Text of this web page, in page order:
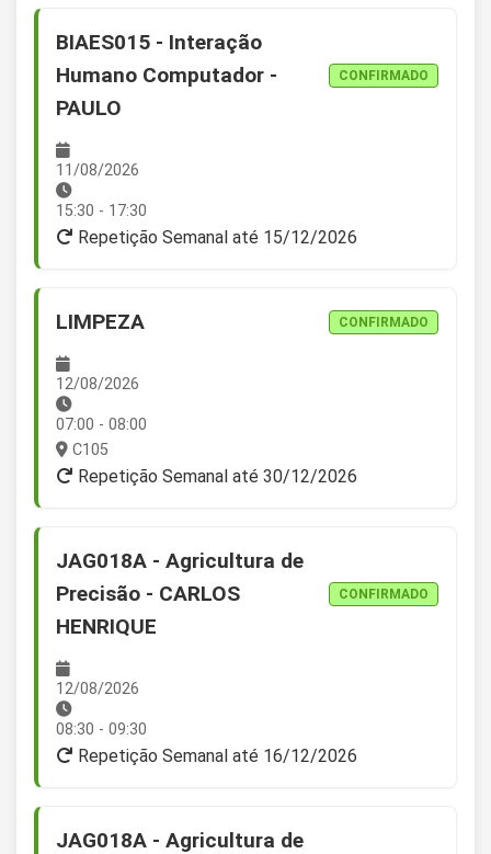
BIAES015 - Interação
Humano Computador -
PAULO
CONFIRMADO
11/08/2026
15:30 - 17:30
Repetição Semanal até 15/12/2026
LIMPEZA CONFIRMADO
12/08/2026
07:00 - 08:00
C105
Repetição Semanal até 30/12/2026
JAG018A - Agricultura de
Precisão - CARLOS
HENRIQUE
CONFIRMADO
12/08/2026
08:30 - 09:30
Repetição Semanal até 16/12/2026
JAG018A - Agricultura de